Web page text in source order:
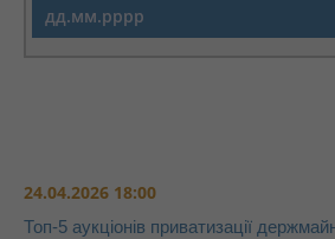
24.04.2026 18:00
Топ-5 аукціонів приватизації